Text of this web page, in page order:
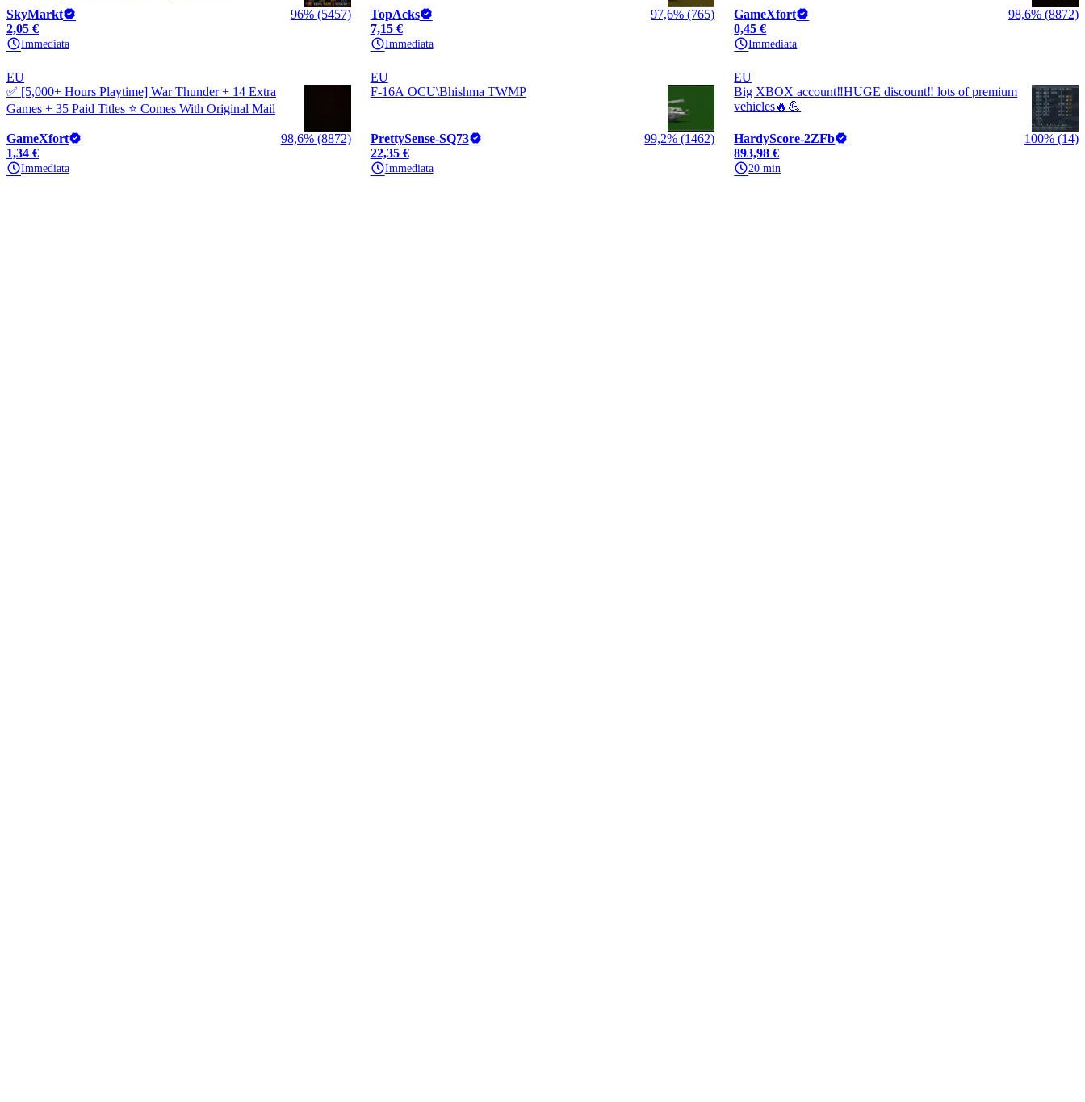
SkyMarkt
96% (5457)
2,05 €
Immediata
TopAcks
97,6% (765)
7,15 €
Immediata
GameXfort
98,6% (8872)
0,45 €
Immediata
EU
✅ [5,000+ Hours Playtime] War Thunder + 14 Extra
Games + 35 Paid Titles ⭐ Comes With Original Mail
GameXfort
98,6% (8872)
1,34 €
Immediata
EU
F-16A OCU\Bhishma TWMP
PrettySense-SQ73
99,2% (1462)
22,35 €
Immediata
EU
Big XBOX account‼️HUGE discount‼️ lots of premium
vehicles🔥💪
HardyScore-2ZFb
100% (14)
893,98 €
20 min